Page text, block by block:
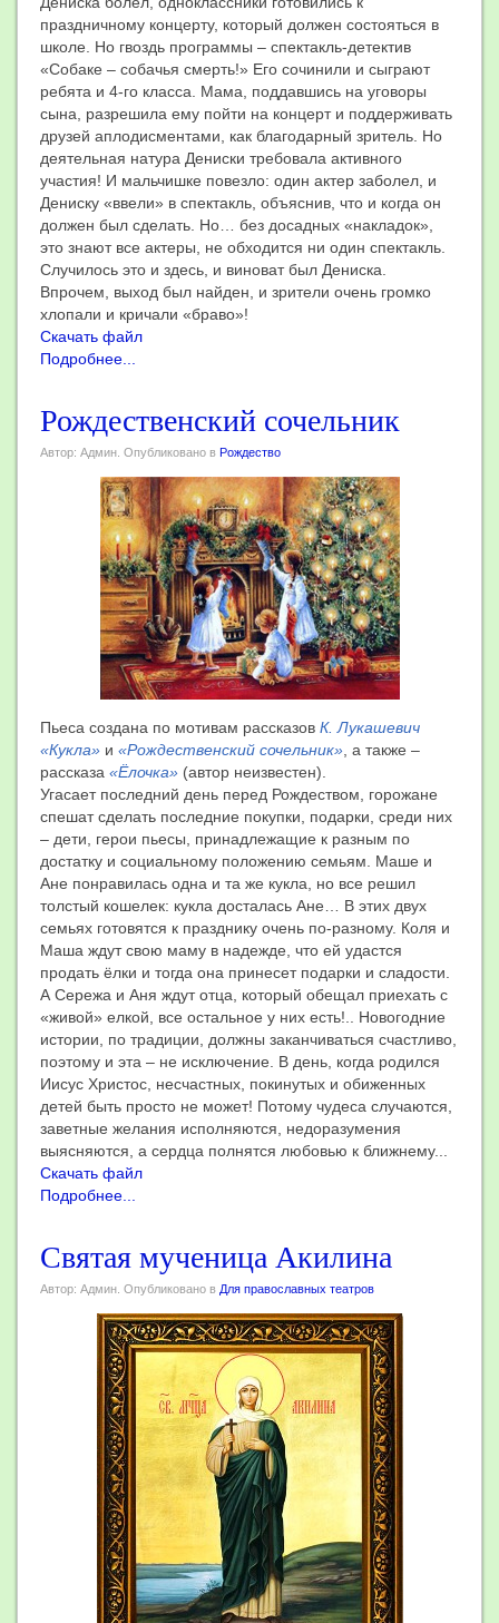
праздничному концерту, который должен состояться в
школе. Но гвоздь программы – спектакль-детектив
«Собаке – собачья смерть!» Его сочинили и сыграют
ребята и 4-го класса. Мама, поддавшись на уговоры
сына, разрешила ему пойти на концерт и поддерживать
друзей аплодисментами, как благодарный зритель. Но
деятельная натура Дениски требовала активного
участия! И мальчишке повезло: один актер заболел, и
Дениску «ввели» в спектакль, объяснив, что и когда он
должен был сделать. Но… без досадных «накладок»,
это знают все актеры, не обходится ни один спектакль.
Случилось это и здесь, и виноват был Дениска.
Впрочем, выход был найден, и зрители очень громко
хлопали и кричали «браво»!
Скачать файл
Подробнее...
Рождественский сочельник
Автор: Админ. Опубликовано в Рождество
Пьеса создана по мотивам рассказов К. Лукашевич
«Кукла» и «Рождественский сочельник» , а также –
рассказа «Ёлочка» (автор неизвестен).
Угасает последний день перед Рождеством, горожане
спешат сделать последние покупки, подарки, среди них
– дети, герои пьесы, принадлежащие к разным по
достатку и социальному положению семьям. Маше и
Ане понравилась одна и та же кукла, но все решил
толстый кошелек: кукла досталась Ане… В этих двух
семьях готовятся к празднику очень по-разному. Коля и
Маша ждут свою маму в надежде, что ей удастся
продать ёлки и тогда она принесет подарки и сладости.
А Сережа и Аня ждут отца, который обещал приехать с
«живой» елкой, все остальное у них есть!.. Новогодние
истории, по традиции, должны заканчиваться счастливо,
поэтому и эта – не исключение. В день, когда родился
Иисус Христос, несчастных, покинутых и обиженных
детей быть просто не может! Потому чудеса случаются,
заветные желания исполняются, недоразумения
выясняются, а сердца полнятся любовью к ближнему...
Скачать файл
Подробнее...
Святая мученица Акилина
Автор: Админ. Опубликовано в Для православных театров